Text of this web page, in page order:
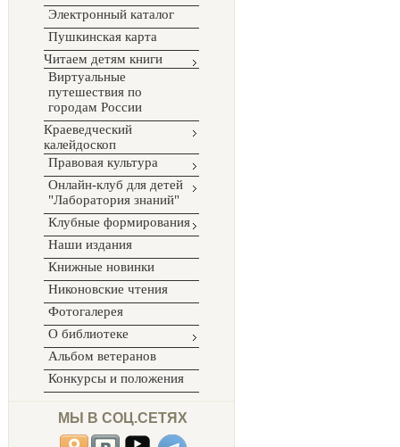
Электронный каталог
Пушкинская карта
Читаем детям книги
Виртуальные
путешествия по
городам России
Краеведческий
калейдоскоп
Правовая культура
Онлайн-клуб для детей
"Лаборатория знаний"
Клубные формирования
Наши издания
Книжные новинки
Никоновские чтения
Фотогалерея
О библиотеке
Альбом ветеранов
Конкурсы и положения
МЫ В СОЦ.СЕТЯХ